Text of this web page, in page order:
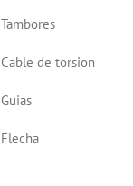
Tambores
Cable de torsion
Guias
Flecha